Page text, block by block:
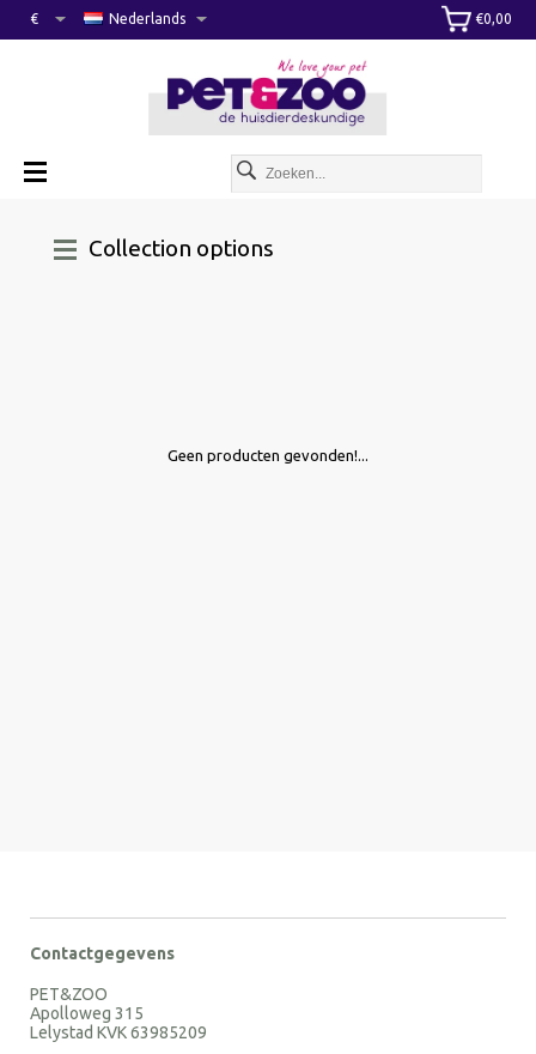
€0,00
Nederlands
€
Collection options
Geen producten gevonden!...
Contactgegevens
PET&ZOO
Apolloweg 315
Lelystad KVK 63985209